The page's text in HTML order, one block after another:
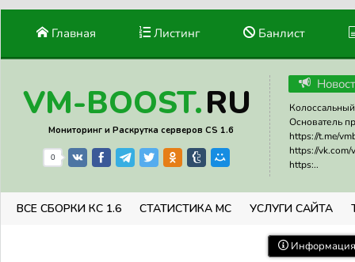
Главная Листинг Банлист
VM-BOOST.RU
Мониторинг и Раскрутка серверов CS 1.6
0
Основатель
https://t.me/
https://vk.com/
https:..
ВСЕ СБОРКИ КС 1.6 СТАТИСТИКА МС УСЛУГИ САЙТА